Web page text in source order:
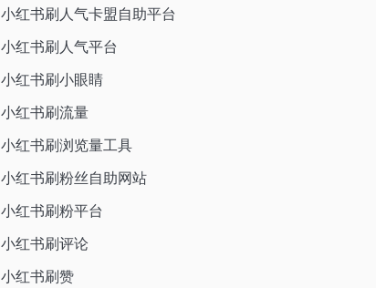
小红书刷人气卡盟自助平台
小红书刷人气平台
小红书刷小眼睛
小红书刷流量
小红书刷浏览量工具
小红书刷粉丝自助网站
小红书刷粉平台
小红书刷评论
小红书刷赞